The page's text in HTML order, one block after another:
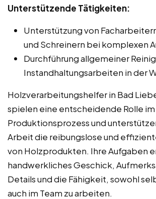
Unterstützende Tätigkeiten:
Unterstützung von
und Schreinern bei komplexen
Durchführung allgemeiner
Instandhaltungsarbeiten in der
Holzverarbeitungshelfer in Bad
spielen eine entscheidende Rolle im
Produktionsprozess und
Arbeit die reibungslose und
von Holzprodukten. Ihre Aufgaben
handwerkliches Geschick,
Details und die Fähigkeit, sowohl
auch im Team zu arbeiten.